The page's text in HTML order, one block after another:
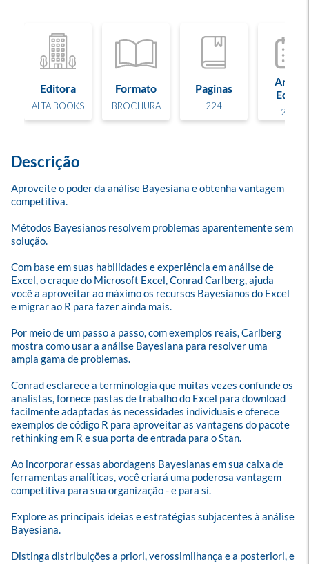
Editora
ALTA BOOKS
Formato
BROCHURA
Paginas
224
Ano de
Edição
2025
Descrição
Aproveite o poder da análise Bayesiana e obtenha vantagem
competitiva.
Métodos Bayesianos resolvem problemas aparentemente sem
solução.
Com base em suas habilidades e experiência em análise de
Excel, o craque do Microsoft Excel, Conrad Carlberg, ajuda
você a aproveitar ao máximo os recursos Bayesianos do Excel
e migrar ao R para fazer ainda mais.
Por meio de um passo a passo, com exemplos reais, Carlberg
mostra como usar a análise Bayesiana para resolver uma
ampla gama de problemas.
Conrad esclarece a terminologia que muitas vezes confunde os
analistas, fornece pastas de trabalho do Excel para download
facilmente adaptadas às necessidades individuais e oferece
exemplos de código R para aproveitar as vantagens do pacote
rethinking em R e sua porta de entrada para o Stan.
Ao incorporar essas abordagens Bayesianas em sua caixa de
ferramentas analíticas, você criará uma poderosa vantagem
competitiva para sua organização - e para si.
Explore as principais ideias e estratégias subjacentes à análise
Bayesiana.
Distinga distribuições a priori, verossimilhança e a posteriori, e